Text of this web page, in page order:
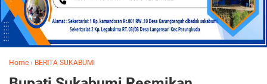
Home › BERITA SUKABUMI